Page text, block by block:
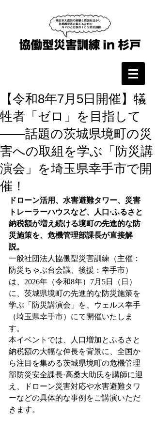
【令和8年7月5日開催】犠
牲者「ゼロ」を目指して
――話題の茨城県境町の災
害への取組を学ぶ「防災講
演会」を埼玉県幸手市で開
催！
ドローン活用、水害避難タワー、災害
トレーラーハウスなど、人口·ふるさと
納税額が増え続ける境町の先進的な防
災施策を、危機管理部課長が直接解
説。
一般社団法人協働型災害訓練（主催：
防災ちゃぶ台会議、後援：幸手市）
は、2026年（令和8年）7月5日（日）
に、茨城県境町の先進的な防災施策を
学ぶ「防災講演会」を、ウェルス幸手
（埼玉県幸手市）にて開催いたしま
す。
本イベントでは、人口増加とふるさと
納税額の大幅な伸長を背景に、全国か
ら注目を集める茨城県境町の危機管理
部防災安全課長·高桑大助氏を講師に迎
え、ドローン災害対応や水害避難タワ
ーなどの具体的な事例をご講演いただ
きます。